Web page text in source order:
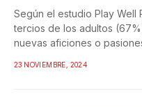
Según el estudio Play Well
tercios de los adultos
nuevas aficiones o
23 NOVIEMBRE, 2024